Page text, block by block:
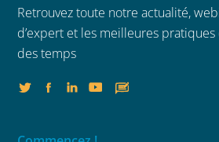
Retrouvez toute notre actualité,
d’expert et les meilleures pratiques
des temps